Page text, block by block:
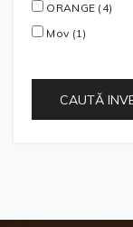
ORANGE (4)
Mov (1)
CAUTĂ